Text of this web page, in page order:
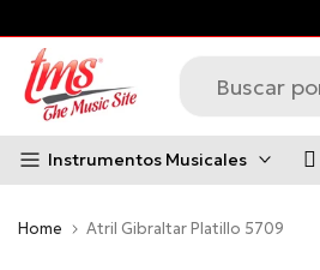
contenido
Instrumentos Musicales
Home Atril Gibraltar Platillo 5709